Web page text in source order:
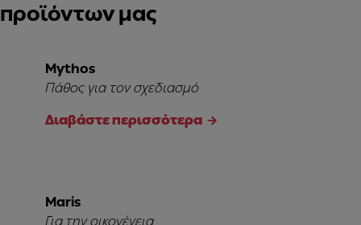
προϊόντων μας
Mythos
Πάθος για τον σχεδιασμό
Διαβάστε περισσότερα
Maris
Για την οικογένεια